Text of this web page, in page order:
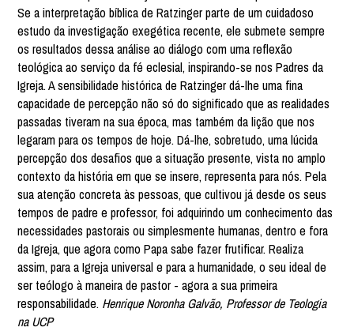
Se a interpretação bíblica de Ratzinger parte de um cuidadoso
estudo da investigação exegética recente, ele submete sempre
os resultados dessa análise ao diálogo com uma reflexão
teológica ao serviço da fé eclesial, inspirando-se nos Padres da
Igreja. A sensibilidade histórica de Ratzinger dá-lhe uma fina
capacidade de percepção não só do significado que as realidades
passadas tiveram na sua época, mas também da lição que nos
legaram para os tempos de hoje. Dá-lhe, sobretudo, uma lúcida
percepção dos desafios que a situação presente, vista no amplo
contexto da história em que se insere, representa para nós. Pela
sua atenção concreta às pessoas, que cultivou já desde os seus
tempos de padre e professor, foi adquirindo um conhecimento das
necessidades pastorais ou simplesmente humanas, dentro e fora
da Igreja, que agora como Papa sabe fazer frutificar. Realiza
assim, para a Igreja universal e para a humanidade, o seu ideal de
ser teólogo à maneira de pastor - agora a sua primeira
responsabilidade. Henrique Noronha Galvão, Professor de Teologia
na UCP